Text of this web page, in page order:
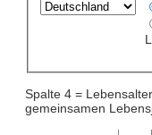
Spalte 4 =
gemeinsamen